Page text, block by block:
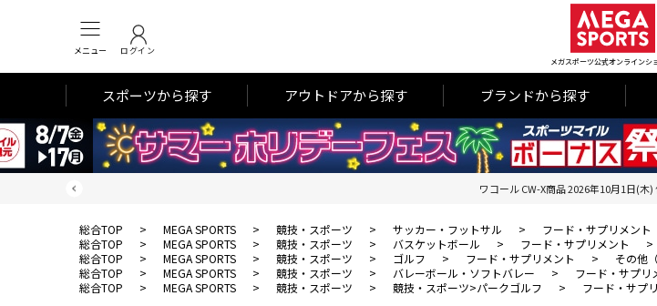
メニュー ログイン
メガスポーツ公式オンラインシ
スポーツから探す アウトドアから探す ブランドから探す
ワコール CW-X商品 2026年10月1日(木
総合TOP > MEGA SPORTS > 競技・スポーツ > サッカー・フットサル > フード・サプリメント
総合TOP
> MEGA SPORTS > 競技・スポーツ > バスケットボール > フード・サプリメント >
総合TOP
> MEGA SPORTS > 競技・スポーツ > ゴルフ > フード・サプリメント > その他
総合TOP
> MEGA SPORTS > 競技・スポーツ > バレーボール・ソフトバレー > フード・サプリ
総合TOP
> MEGA SPORTS > 競技・スポーツ > 競技・スポーツ>パークゴルフ > フード・サプ